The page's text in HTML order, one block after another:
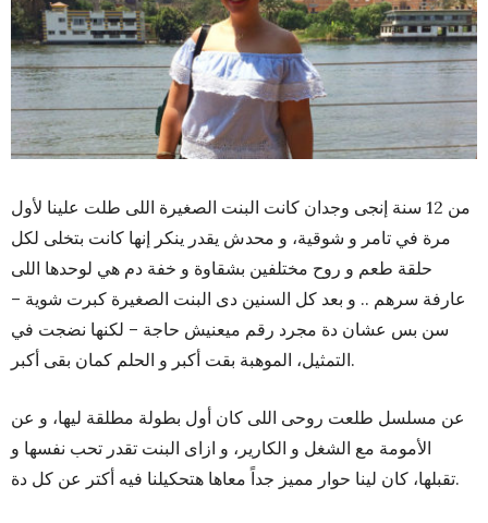
من 12 سنة إنجى وجدان كانت البنت الصغيرة اللى طلت علينا لأول
مرة في تامر و شوقية، و محدش يقدر ينكر إنها كانت بتخلى لكل
حلقة طعم و روح مختلفين بشقاوة و خفة دم هي لوحدها اللى
عارفة سرهم .. و بعد كل السنين دى البنت الصغيرة كبرت شوية –
سن بس عشان دة مجرد رقم ميعنيش حاجة – لكنها نضجت في
التمثيل، الموهبة بقت أكبر و الحلم كمان بقى أكبر.
عن مسلسل طلعت روحى اللى كان أول بطولة مطلقة ليها، و عن
الأمومة مع الشغل و الكارير، و ازاى البنت تقدر تحب نفسها و
تقبلها، كان لينا حوار مميز جداً معاها هتحكيلنا فيه أكتر عن كل دة.